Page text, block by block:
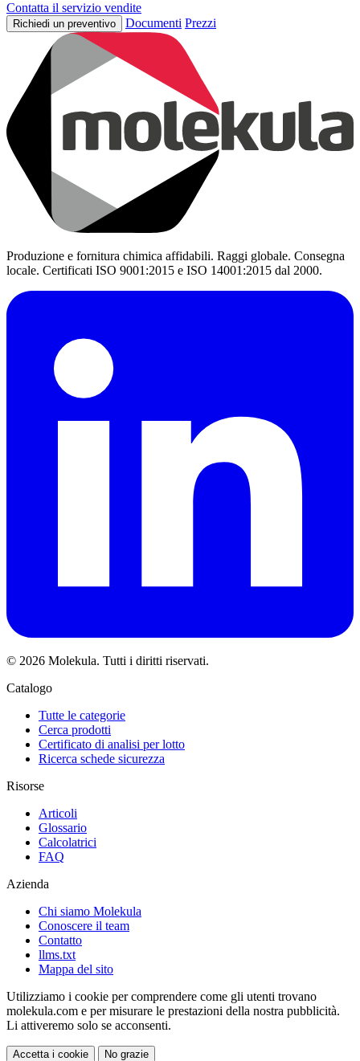
Contatta il servizio vendite
Richiedi un preventivo Documenti Prezzi
Produzione e fornitura chimica affidabili. Raggi globale. Consegna
locale. Certificati ISO 9001:2015 e ISO 14001:2015 dal 2000.
© 2026 Molekula. Tutti i diritti riservati.
Catalogo
Tutte le categorie
Cerca prodotti
Certificato di analisi per lotto
Ricerca schede sicurezza
Risorse
Articoli
Glossario
Calcolatrici
FAQ
Azienda
Chi siamo Molekula
Conoscere il team
Contatto
llms.txt
Mappa del sito
Utilizziamo i cookie per comprendere come gli utenti trovano
molekula.com e per misurare le prestazioni della nostra pubblicità.
Li attiveremo solo se acconsenti.
Accetta i cookie No grazie